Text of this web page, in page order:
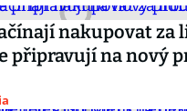
nakupovat za
připravují na nový